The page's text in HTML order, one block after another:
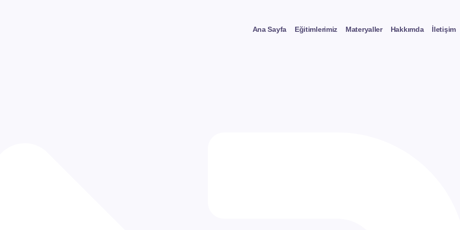
Ana Sayfa Eğitimlerimiz Materyaller Hakkımda İletişim